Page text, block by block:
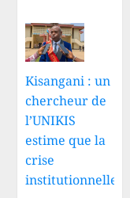
Kisangani : un
chercheur de
l’UNIKIS
estime que la
crise
institutionnelle